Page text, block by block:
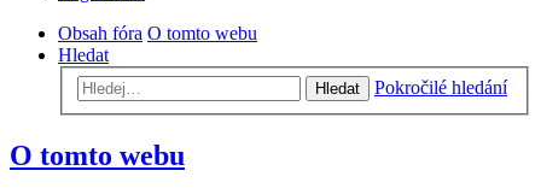
Obsah fóra O tomto webu
Hledat
Hledat Pokročilé hledání
O tomto webu